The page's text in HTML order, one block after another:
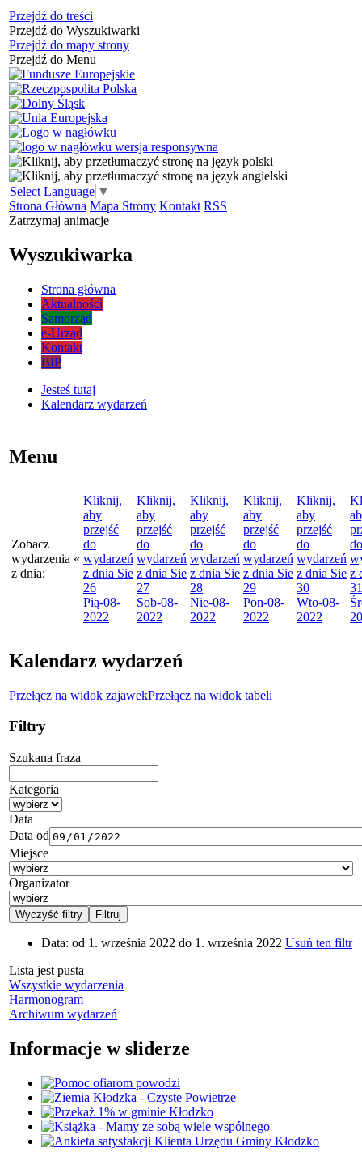
Przejdź do treści
Przejdź do Wyszukiwarki
Przejdź do mapy strony
Przejdź do Menu
Select Language ▼
Strona Główna Mapa Strony Kontakt RSS
Zatrzymaj animacje
Wyszukiwarka
Strona główna
Aktualności
Samorząd
e-Urząd
Kontakt
BIP
Jesteś tutaj
Kalendarz wydarzeń
Menu
Zobacz
wydarzenia
z dnia:
«
Kliknij,
aby
przejść
do
wydarzeń
z dnia Sie
26
Pią-08-
2022
Kliknij,
aby
przejść
do
wydarzeń
z dnia Sie
27
Sob-08-
2022
Kliknij,
aby
przejść
do
wydarzeń
z dnia Sie
28
Nie-08-
2022
Kliknij,
aby
przejść
do
wydarzeń
z dnia Sie
29
Pon-08-
2022
Kliknij,
aby
przejść
do
wydarzeń
z dnia Sie
30
Wto-08-
2022
do
z
31
Kalendarz wydarzeń
Przełącz na widok zajawekPrzełącz na widok tabeli
Filtry
Szukana fraza
Kategoria
Data
Data od
Miejsce
Organizator
Data: od 1. września 2022 do 1. września 2022 Usuń ten filtr
Lista jest pusta
Wszystkie wydarzenia
Harmonogram
Archiwum wydarzeń
Informacje w sliderze